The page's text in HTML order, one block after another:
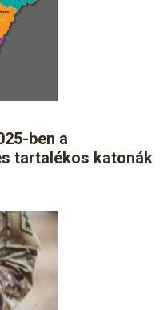
ben a
tartalékos katonák